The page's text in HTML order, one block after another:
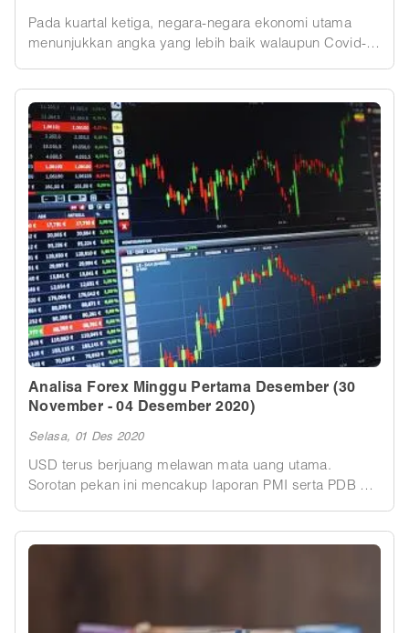
Pada kuartal ketiga, negara-negara ekonomi utama
menunjukkan angka yang lebih baik walaupun Covid-
pengumuman bank sentral dari ECB dan Bank of
England.
Analisa Forex Minggu Pertama Desember (30
November - 04 Desember 2020)
Selasa, 01 Des 2020
USD terus berjuang melawan mata uang utama.
Sorotan pekan ini mencakup laporan PMI serta PDB di